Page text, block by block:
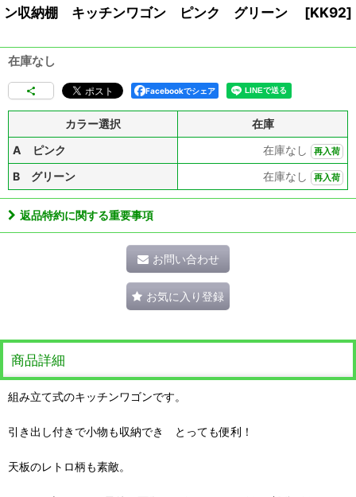
ン収納棚 キッチンワゴン ピンク グリーン
[KK92]
在庫なし
Facebookでシェア
カラー選択
在庫
A ピンク
在庫なし 再入荷
B グリーン 在庫なし 再入荷
返品特約に関する重要事項
お問い合わせ
お気に入り登録
商品詳細
組み立て式のキッチンワゴンです。
引き出し付きで小物も収納でき とっても便利！
天板のレトロ柄も素敵。